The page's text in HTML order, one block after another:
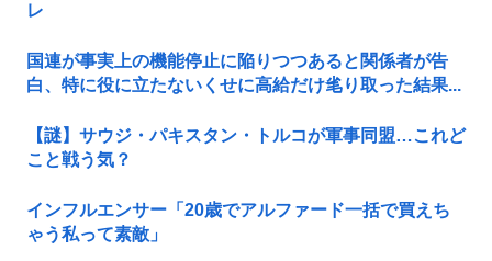
レ
国連が事実上の機能停止に陥りつつあると関係者が告
白、特に役に立たないくせに高給だけ毟り取った結果...
【謎】サウジ・パキスタン・トルコが軍事同盟…これど
こと戦う気？
インフルエンサー「20歳でアルファード一括で買えち
ゃう私って素敵」